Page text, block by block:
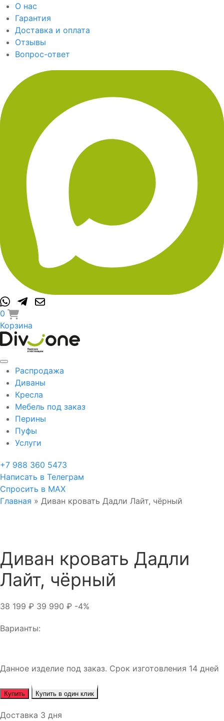
О нас
Гарантия
Доставка и оплата
Отзывы
Вопрос-ответ
0
Корзина
Распродажа
Диваны
Кресла
Мебель под заказ
Перины
Пуфы
Услуги
+7 988 360 5473
Написать в Телеграм
Спросить в MAX
Главная » Диван кровать Дадли Лайт, чёрный
Диван кровать Дадли
Лайт, чёрный
38 199 ₽ 39 990 ₽ -4%
Варианты:
Данное изделие под заказ. Срок изготовления 14 дней
Купить Купить в один клик
Доставка 3 дня